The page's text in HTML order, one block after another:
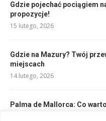
Gdzie pojechać pociągiem
propozycje!
15 lutego, 2026
Gdzie na Mazury? Twój
miejscach
14 lutego, 2026
Palma de Mallorca: Co